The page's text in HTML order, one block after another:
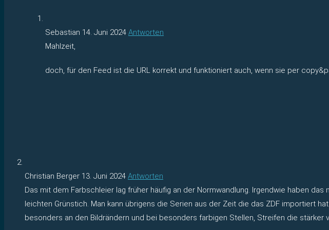
Sebastian 14. Juni 2024 Antworten
Mahlzeit,
doch, für den Feed ist die URL korrekt und funktioniert auch, wenn sie per
Christian Berger 13. Juni 2024 Antworten
Das mit dem Farbschleier lag früher häufig an der Normwandlung. Irgendwie haben
leichten Grünstich. Man kann übrigens die Serien aus der Zeit die das ZDF importiert
besonders an den Bildrändern und bei besonders farbigen Stellen, Streifen die